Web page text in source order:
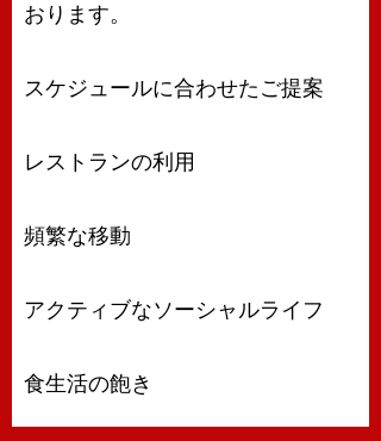
おります。
スケジュールに合わせたご提案
レストランの利用
頻繁な移動
アクティブなソーシャルライフ
食生活の飽き